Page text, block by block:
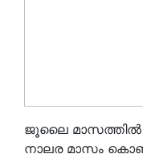
ജൂലൈ മാസത്തിൽ
നാലര മാസം